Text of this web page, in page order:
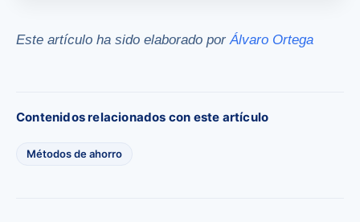
Este artículo ha sido elaborado porÁlvaro Ortega
Contenidos relacionados con este artículo
Métodos de ahorro